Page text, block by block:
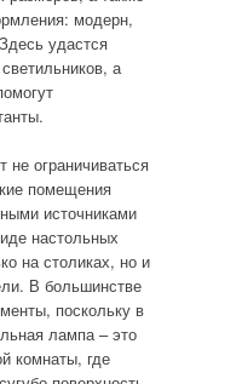
модерн,
удастся
а
ограничиваться
помещения
источниками
настольных
на столиках, но и
В большинстве
поскольку в
лампа – это
комнаты, где